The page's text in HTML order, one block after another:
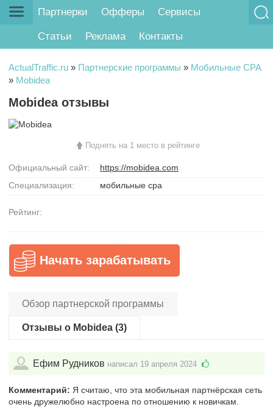
Партнерки Офферы Сервисы
Статьи Реклама Контакты
ActualTraffic.ru » Партнерские программы » Мобильные CPA
» Mobidea
Mobidea отзывы
Поднять на 1 место в рейтинге
Официальный сайт:
https://mobidea.com
Специализация:
мобильные cpa
Рейтинг:
Начать зарабатывать
Обзор партнерской программы
Отзывы о Mobidea (3)
Ефим Рудников написал 19 апреля 2024
Комментарий: Я считаю, что эта мобильная партнёрская сеть
очень дружелюбно настроена по отношению к новичкам.